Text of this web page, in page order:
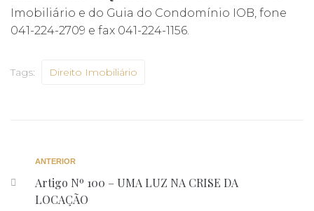
Imobiliário e do Guia do Condomínio IOB, fone
041-224-2709 e fax 041-224-1156.
Tags: Direito Imobiliário
ANTERIOR
Artigo Nº 100 – UMA LUZ NA CRISE DA
LOCAÇÃO